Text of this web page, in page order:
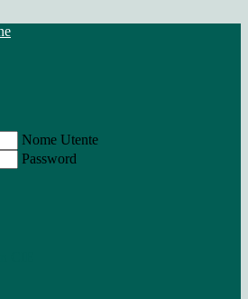
Nome Utente
Password